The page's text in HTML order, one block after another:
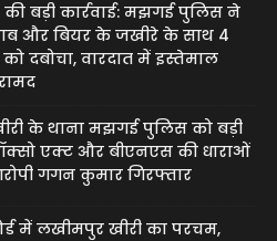
की बड़ी कार्रवाई: मझगई पुलिस ने
और बियर के जखीरे के साथ 4
को दबोचा, वारदात में इस्तेमाल
के थाना मझगई पुलिस को बड़ी
एक्ट और बीएनएस की धाराओं
गगन कुमार गिरफ्तार
में लखीमपुर खीरी का परचम,